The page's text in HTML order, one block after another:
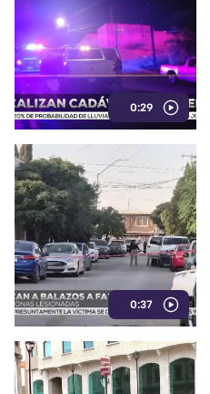
0:29
0:37